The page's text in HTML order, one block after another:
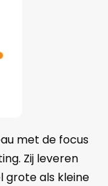
met de focus
Zij leveren
grote als kleine